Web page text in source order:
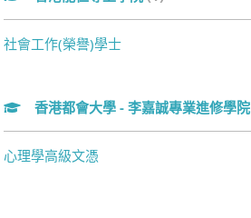
社會工作(榮譽)學士
香港都會大學 - 李嘉誠專業進修學院
心理學高級文憑